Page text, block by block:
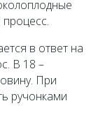
в ответ на
В 18 –
При
ручонками